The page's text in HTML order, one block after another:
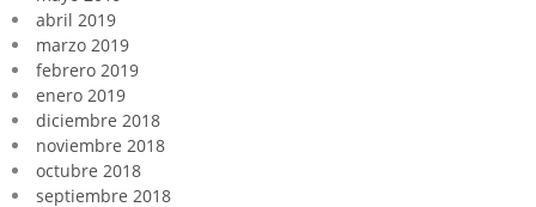
abril 2019
marzo 2019
febrero 2019
enero 2019
diciembre 2018
noviembre 2018
octubre 2018
septiembre 2018